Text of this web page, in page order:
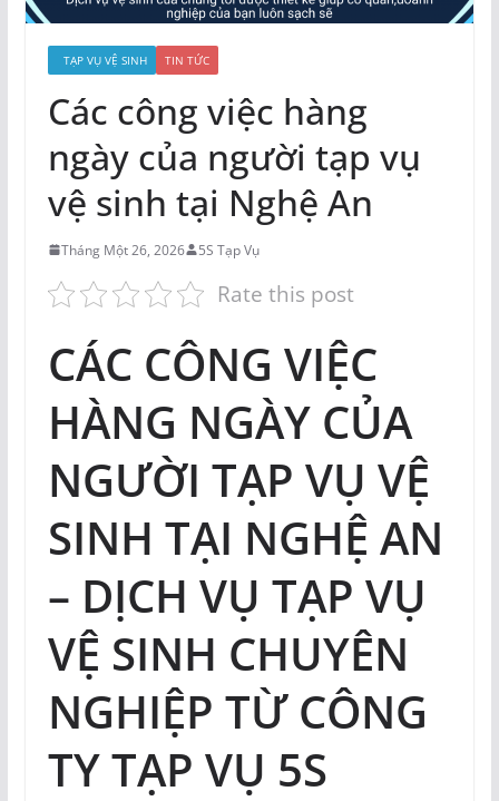
TẠP VỤ VỆ SINH TIN TỨC
Các công việc hàng
ngày của người tạp vụ
vệ sinh tại Nghệ An
Tháng Một 26, 2026 5S Tạp Vụ
Rate this post
CÁC CÔNG VIỆC
HÀNG NGÀY CỦA
NGƯỜI TẠP VỤ VỆ
SINH TẠI NGHỆ AN
– DỊCH VỤ TẠP VỤ
VỆ SINH CHUYÊN
NGHIỆP TỪ CÔNG
TY TẠP VỤ 5S